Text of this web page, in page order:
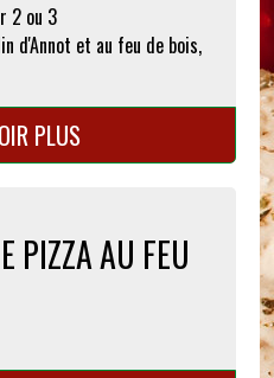
2 ou 3
d'Annot et au feu de bois,
PLUS
PIZZA AU FEU